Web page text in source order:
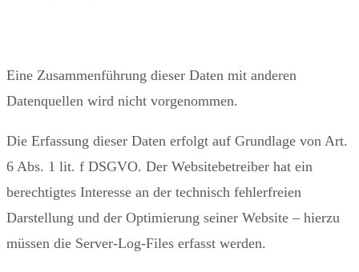
Eine Zusammenführung dieser Daten mit anderen
Datenquellen wird nicht vorgenommen.
Die Erfassung dieser Daten erfolgt auf Grundlage von Art.
6 Abs. 1 lit. f DSGVO. Der Websitebetreiber hat ein
berechtigtes Interesse an der technisch fehlerfreien
Darstellung und der Optimierung seiner Website – hierzu
müssen die Server-Log-Files erfasst werden.